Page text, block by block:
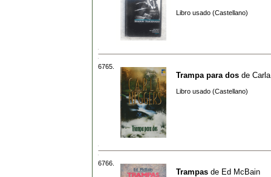
Libro usado (Castellano)
6765.
Trampa para dos de
Libro usado (Castellano)
6766.
Trampas de Ed McBain